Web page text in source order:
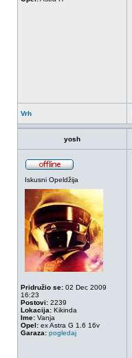
Vrh
yosh
Iskusni Opeldžija
Pridružio se: 02 Dec 2009
16:23
Postovi: 2239
Lokacija: Kikinda
Ime: Vanja
Opel: ex Astra G 1.6 16v
Garaza: pogledaj